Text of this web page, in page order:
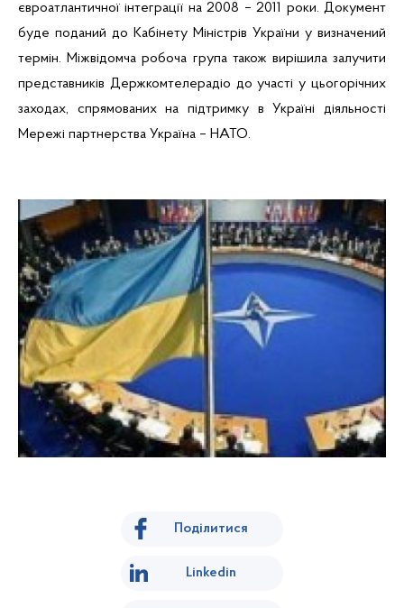
євроатлантичної інтеграції на 2008 – 2011 роки. Документ
буде поданий до Кабінету Міністрів України у визначений
термін. Міжвідомча робоча група також вирішила залучити
представників Держкомтелерадіо до участі у цьогорічних
заходах, спрямованих на підтримку в Україні діяльності
Мережі партнерства Україна – НАТО.
Поділитися
Linkedin